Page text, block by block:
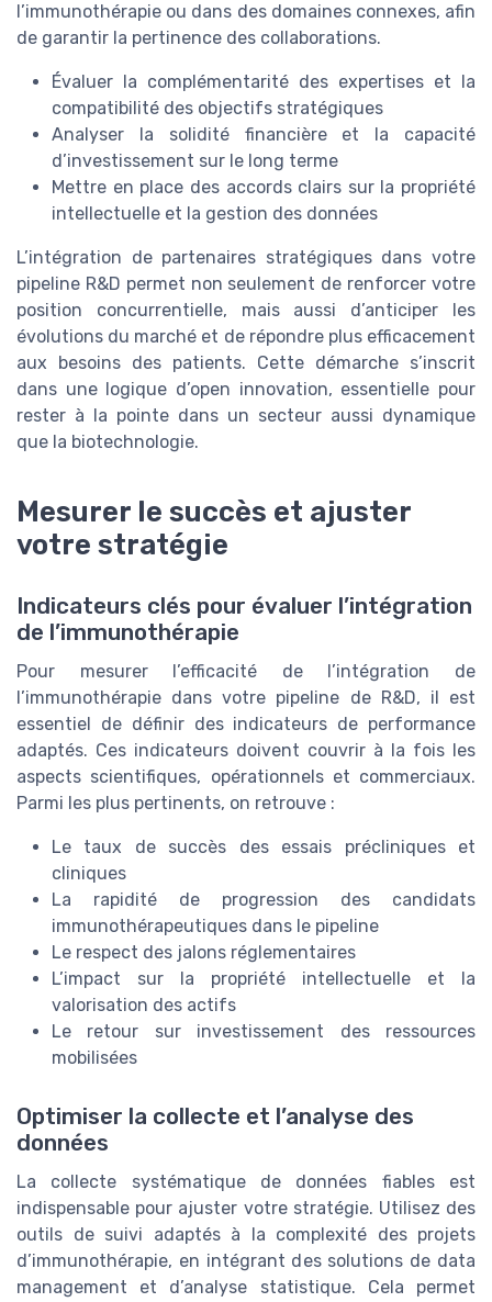
l’immunothérapie ou dans des domaines connexes, afin
de garantir la pertinence des collaborations.
Évaluer la complémentarité des expertises et la
compatibilité des objectifs stratégiques
Analyser la solidité financière et la capacité
d’investissement sur le long terme
Mettre en place des accords clairs sur la propriété
intellectuelle et la gestion des données
L’intégration de partenaires stratégiques dans votre
pipeline R&D permet non seulement de renforcer votre
position concurrentielle, mais aussi d’anticiper les
évolutions du marché et de répondre plus efficacement
aux besoins des patients. Cette démarche s’inscrit
dans une logique d’open innovation, essentielle pour
rester à la pointe dans un secteur aussi dynamique
que la biotechnologie.
Mesurer le succès et ajuster
votre stratégie
Indicateurs clés pour évaluer l’intégration
de l’immunothérapie
Pour mesurer l’efficacité de l’intégration de
l’immunothérapie dans votre pipeline de R&D, il est
essentiel de définir des indicateurs de performance
adaptés. Ces indicateurs doivent couvrir à la fois les
aspects scientifiques, opérationnels et commerciaux.
Parmi les plus pertinents, on retrouve :
Le taux de succès des essais précliniques et
cliniques
La rapidité de progression des candidats
immunothérapeutiques dans le pipeline
Le respect des jalons réglementaires
L’impact sur la propriété intellectuelle et la
valorisation des actifs
Le retour sur investissement des ressources
mobilisées
Optimiser la collecte et l’analyse des
données
La collecte systématique de données fiables est
indispensable pour ajuster votre stratégie. Utilisez des
outils de suivi adaptés à la complexité des projets
d’immunothérapie, en intégrant des solutions de data
management et d’analyse statistique. Cela permet